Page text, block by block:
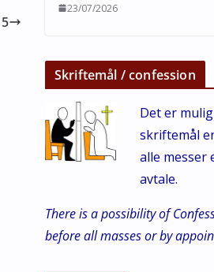
23/07/2026
Skriftemål / confession
Det er
skriftemål
alle messer
avtale.
There is a possibility of
before all masses or by